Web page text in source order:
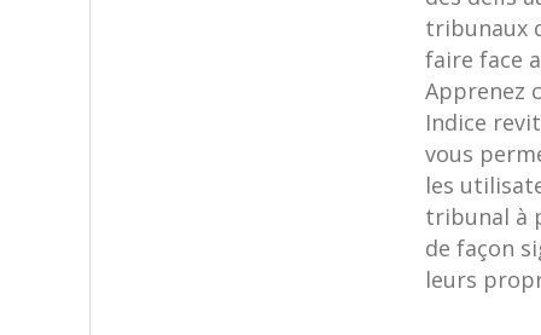
tribunaux
faire face
Apprenez
Indice
vous
les
tribunal à
de façon
leurs